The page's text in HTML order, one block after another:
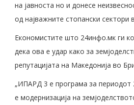
на јавноста но и донесе
од најважните стопански сектори
Економистите што 24инфо.мк ги
дека ова е удар како за
репутацијата на Македонија во
„ИПАРД 3 е програма за периодот
е модернизација на